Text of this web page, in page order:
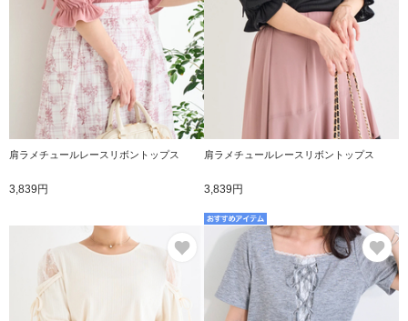
肩ラメチュールレースリボントップス
3,839円
肩ラメチュールレースリボントップス
3,839円
お気に入り お